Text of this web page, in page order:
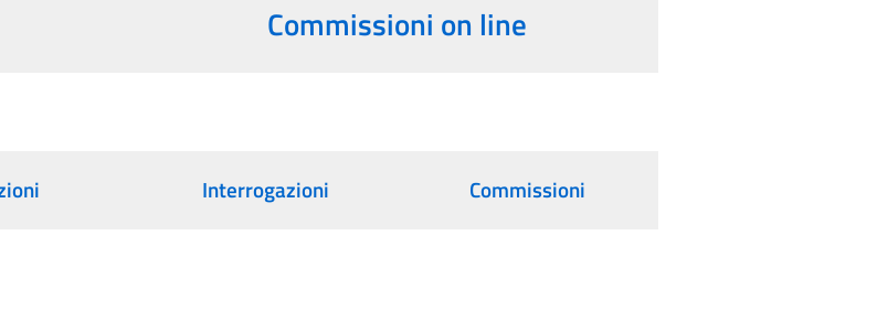
Commissioni on line
Interrogazioni Commissioni